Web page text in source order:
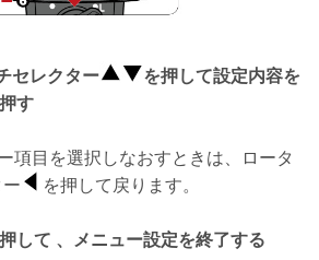
セレクター
を押して設定内容を
す
項目を選択しなおすときは、ロータ
を押して戻ります。
して 、メニュー設定を終了する